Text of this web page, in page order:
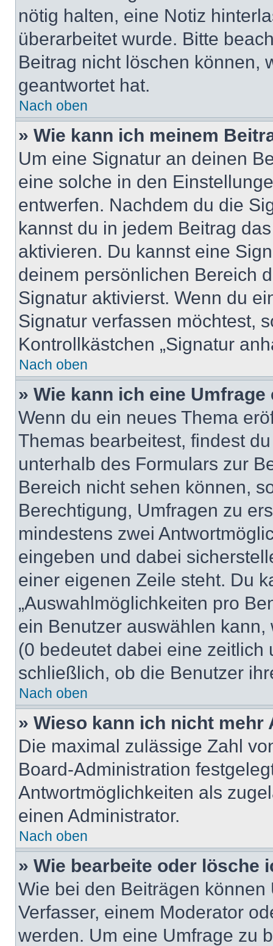
nötig halten, eine Notiz
überarbeitet wurde. Bitte
Beitrag nicht löschen können,
geantwortet hat.
Nach oben
» Wie kann ich meinem
Um eine Signatur an deinen
eine solche in den
entwerfen. Nachdem du die
kannst du in jedem Beitrag
aktivieren. Du kannst eine
deinem persönlichen Bereich
Signatur aktivierst. Wenn du
Signatur verfassen möchtest,
Kontrollkästchen „Signatur
Nach oben
» Wie kann ich eine
Wenn du ein neues Thema
Themas bearbeitest, findest
unterhalb des Formulars zur
Bereich nicht sehen können,
Berechtigung, Umfragen zu
mindestens zwei
eingeben und dabei
einer eigenen Zeile steht. Du
„Auswahlmöglichkeiten pro
ein Benutzer auswählen
(0 bedeutet dabei eine
schließlich, ob die Benutzer
Nach oben
» Wieso kann ich nicht
Die maximal zulässige Zahl
Board-Administration
Antwortmöglichkeiten als
einen Administrator.
Nach oben
» Wie bearbeite oder lösche
Wie bei den Beiträgen
Verfasser, einem Moderator
werden. Um eine Umfrage zu